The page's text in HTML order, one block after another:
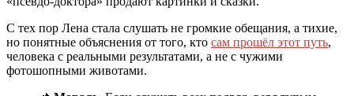
С тех пор Лена стала слушать не громкие обещания, а тихие,
но понятные объяснения от того, кто сам прошёл этот путь,
человека с реальными результатами, а не с чужими
фотошопными животами.